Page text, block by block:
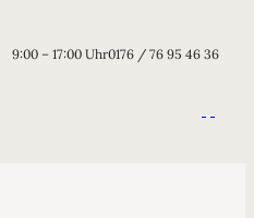
9:00 – 17:00 Uhr0176 / 76 95 46 36